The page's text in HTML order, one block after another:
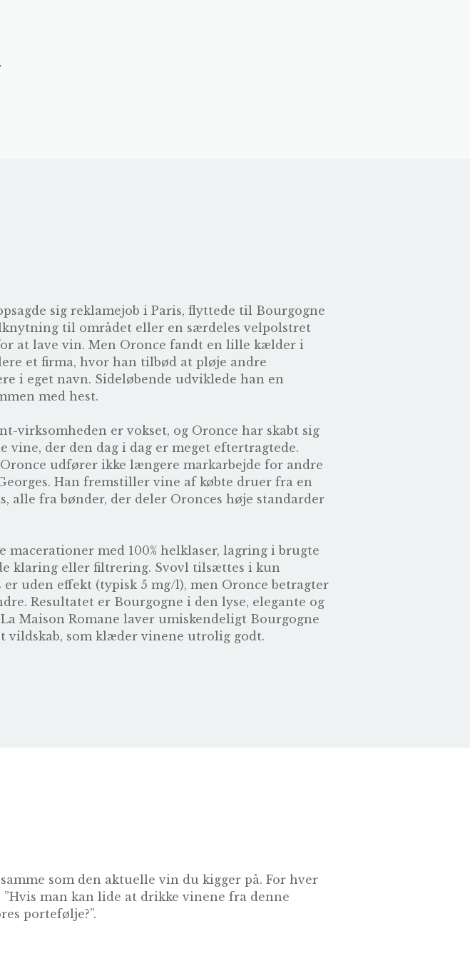
sig reklamejob i Paris, flyttede til Bourgogne
til området eller en særdeles velpolstret
at lave vin. Men Oronce fandt en lille kælder i
et firma, hvor han tilbød at pløje andre
i eget navn. Sideløbende udviklede han en
med hest.
virksomheden er vokset, og Oronce har skabt sig
der den dag i dag er meget eftertragtede.
udfører ikke længere markarbejde for andre
Han fremstiller vine af købte druer fra en
alle fra bønder, der deler Oronces høje standarder
med 100% helklaser, lagring i brugte
klaring eller filtrering. Svovl tilsættes i kun
uden effekt (typisk 5 mg/l), men Oronce betragter
Resultatet er Bourgogne i den lyse, elegante og
Maison Romane laver umiskendeligt Bourgogne
vildskab, som klæder vinene utrolig godt.
som den aktuelle vin du kigger på. For hver
man kan lide at drikke vinene fra denne
portefølje?”.